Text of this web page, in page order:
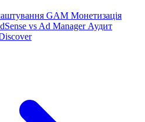
GAM Монетизація
vs Ad Manager Аудит